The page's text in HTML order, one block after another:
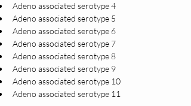
Adeno associated serotype 4
Adeno associated serotype 5
Adeno associated serotype 6
Adeno associated serotype 7
Adeno associated serotype 8
Adeno associated serotype 9
Adeno associated serotype 10
Adeno associated serotype 11